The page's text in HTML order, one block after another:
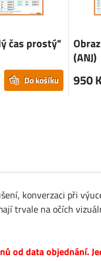
čas prostý"
Do košíku
(ANJ)
950
konverzaci při
trvale na očích
od data objednání.